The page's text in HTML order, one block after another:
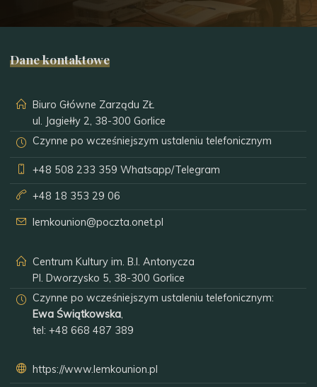
Dane kontaktowe
Biuro Główne Zarządu ZŁ
ul. Jagiełły 2, 38-300 Gorlice
Czynne po wcześniejszym ustaleniu telefonicznym
+48 508 233 359 Whatsapp/Telegram
+48 18 353 29 06
lemkounion@poczta.onet.pl
Centrum Kultury im. B.I. Antonycza
Pl. Dworzysko 5, 38-300 Gorlice
Czynne po wcześniejszym ustaleniu telefonicznym:
Ewa Świątkowska
tel:+48 668 487 389
https://www.lemkounion.pl